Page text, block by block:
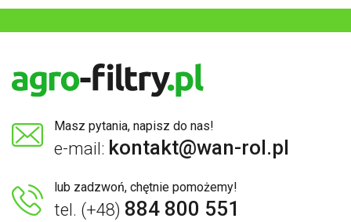
Masz pytania, napisz do nas!
e-mail: kontakt@wan-rol.pl
lub zadzwoń, chętnie pomożemy!
tel. (+48) 884 800 551